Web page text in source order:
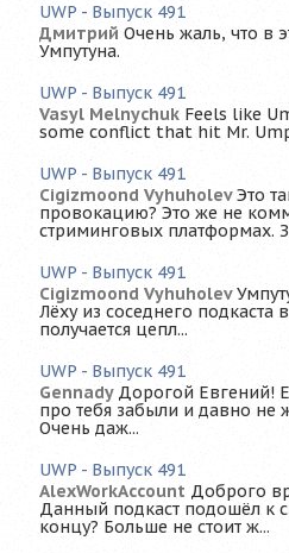
UWP - Выпуск 491
Дмитрий Очень жаль, что в
Умпутуна.
UWP - Выпуск 491
Vasyl Melnychuk Feels like
some conflict that hit Mr.
UWP - Выпуск 491
Cigizmoond Vyhuholev Это
провокацию? Это же не
стриминговых платформах.
UWP - Выпуск 491
Cigizmoond Vyhuholev
Лёху из соседнего подкаста
получается цепл...
UWP - Выпуск 491
Gennady Дорогой Евгений!
про тебя забыли и давно не
Очень даж...
UWP - Выпуск 491
AlexWorkAccount Доброго
Данный подкаст подошёл к
концу? Больше не стоит ж...